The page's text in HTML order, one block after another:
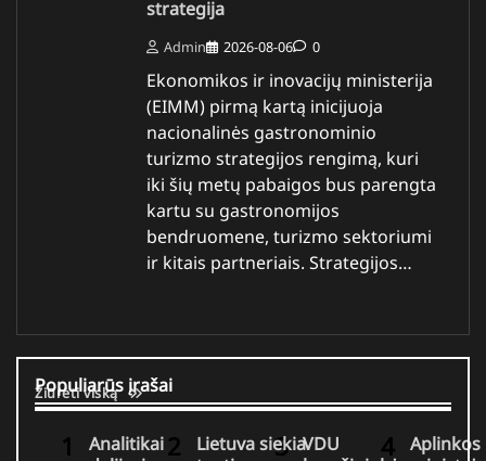
strategija
Admin 2026-08-06 0
Ekonomikos ir inovacijų ministerija
(EIMM) pirmą kartą inicijuoja
nacionalinės gastronominio
turizmo strategijos rengimą, kuri
iki šių metų pabaigos bus parengta
kartu su gastronomijos
bendruomene, turizmo sektoriumi
ir kitais partneriais. Strategijos…
Populiarūs įrašai
Žiūrėti viską
Analitikai
Lietuva siekiaVDU
Aplinkos